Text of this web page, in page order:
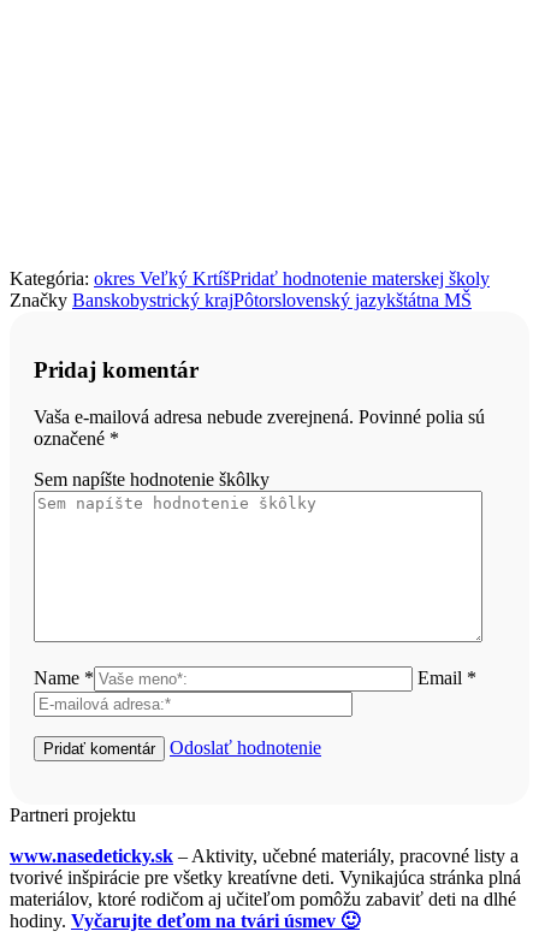
Kategória: okres Veľký KrtíšPridať hodnotenie materskej školy
Značky Banskobystrický krajPôtorslovenský jazykštátna MŠ
Pridaj komentár
Vaša e-mailová adresa nebude zverejnená. Povinné polia sú
označené *
Sem napíšte hodnotenie škôlky
Name * Email *
Odoslať hodnotenie
Partneri projektu
www.nasedeticky.sk – Aktivity, učebné materiály, pracovné listy a
tvorivé inšpirácie pre všetky kreatívne deti. Vynikajúca stránka plná
materiálov, ktoré rodičom aj učiteľom pomôžu zabaviť deti na dlhé
hodiny. Vyčarujte deťom na tvári úsmev 🙂